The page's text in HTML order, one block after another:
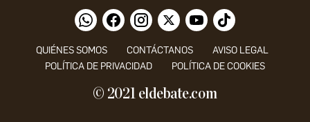
QUIÉNES SOMOS CONTÁCTANOS
AVISO LEGAL
POLÍTICA DE PRIVACIDAD
POLÍTICA DE COOKIES
© 2021 eldebate.com